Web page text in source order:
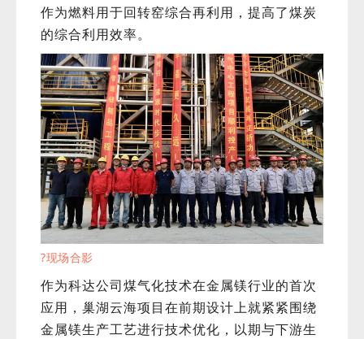
作为燃料用于回转窑综合再利用，提高了煤炭
的综合利用效率。
?现场合影
作为科达公司煤气化技术在金属镁行业的首次
应用，巢湖云海项目在前期设计上就紧紧围绕
金属镁生产工艺进行技术优化，以期与下游生